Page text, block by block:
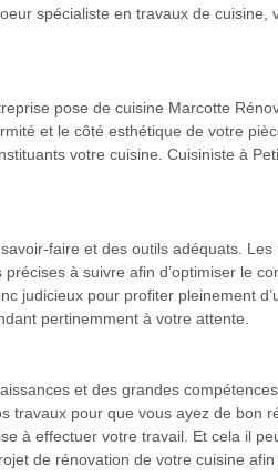
spécialiste en travaux de cuisine,
pose de cuisine Marcotte
et le côté esthétique de votre
votre cuisine. Cuisiniste à
faire et des outils adéquats.
à suivre afin d’optimiser le
judicieux pour profiter pleinement
pertinemment à votre attente.
et des grandes
travaux pour que vous ayez de bon
à effectuer votre travail. Et cela il
de rénovation de votre cuisine afin